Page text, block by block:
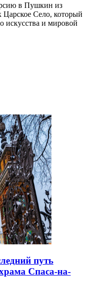
в Пушкин из
Царское Село, который
искусства и мировой
путь
Спаса-на-